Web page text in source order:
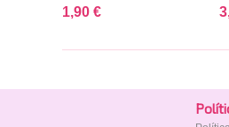
1,90 €